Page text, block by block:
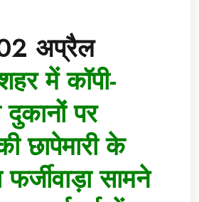
अप्रैल
में कॉपी-
पर
छापेमारी के
फर्जीवाड़ा सामने